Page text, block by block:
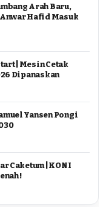
Arah Baru,
Hafid Masuk
| Mesin Cetak
Dipanaskan
Yansen Pongi
Caketum | KONI
!